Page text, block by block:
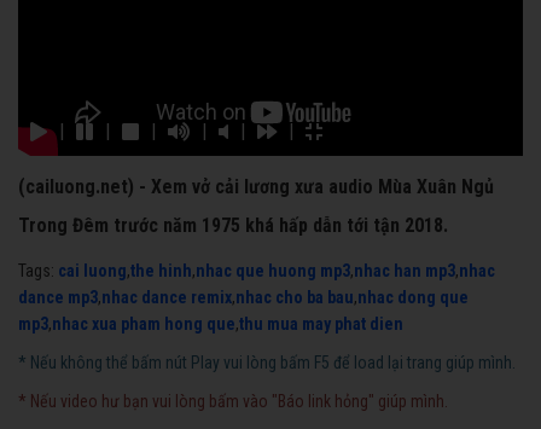
(cailuong.net) - Xem vở cải lương xưa audio Mùa Xuân Ngủ
Trong Đêm trước năm 1975 khá hấp dẫn tới tận 2018.
Tags: cai luong,the hinh,nhac que huong mp3,nhac han mp3,nhac
dance mp3,nhac dance remix,nhac cho ba bau,nhac dong que
mp3,nhac xua pham hong que,thu mua may phat dien
* Nếu không thể bấm nút Play vui lòng bấm F5 để load lại trang giúp mình.
* Nếu video hư bạn vui lòng bấm vào "Báo link hỏng" giúp mình.